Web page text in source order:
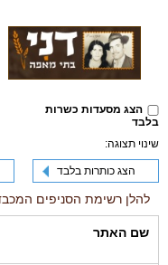
הצג מסעדות כשרות
בלבד
שינוי תצוגה:
הצג כותרות בלבד
להלן רשימת הסניפים
שם האתר